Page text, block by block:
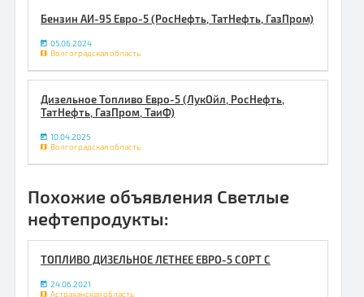
Бензин АИ-95 Евро-5 (РосНефть, ТатНефть, ГазПром)
05.06.2024
Волгоградская область
Дизельное Топливо Евро-5 (ЛукОйл, РосНефть,
ТатНефть, ГазПром, ТаиФ)
10.04.2025
Волгоградская область
Похожие объявления Светлые
нефтепродукты:
ТОПЛИВО ДИЗЕЛЬНОЕ ЛЕТНЕЕ ЕВРО-5 СОРТ С
24.06.2021
Астраханская область